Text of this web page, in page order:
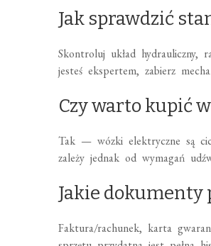
Jak sprawdzić
Skontroluj układ hydrauliczny,
jesteś ekspertem, zabierz
Czy warto kupić
Tak — wózki elektryczne są
zależy jednak od wymagań
Jakie dokumenty
Faktura/rachunek, karta